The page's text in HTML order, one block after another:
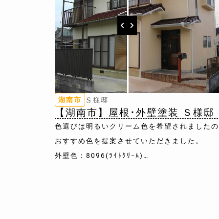
湖南市 Ｓ様邸
【湖南市】屋根･外壁塗装 Ｓ様邸
色選びは明るいクリーム色を希望されました
おすすめ色を提案させていただきました。
外壁色：8096(ﾗｲﾄｸﾘｰﾑ)